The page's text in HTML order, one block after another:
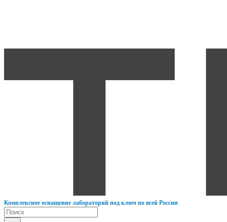
Комплексное оснащение лабораторий под ключ по всей России